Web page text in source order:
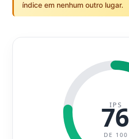
índice em nenhum outro lugar.
IPS
76
DE 100